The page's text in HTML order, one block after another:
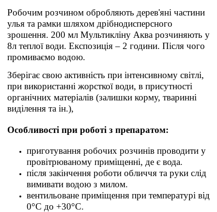
Робочим розчином обробляють дерев'яні частини
улья та рамки шляхом дрібнодисперсного
зрошення. 200 мл Мультикліну Аква розчиняють у
8л теплої води. Експозиція – 2 години. Після чого
промиваємо водою.
Зберігає свою активність при інтенсивному світлі,
при використанні жорсткої води, в присутності
органічних матеріалів (залишки корму, тваринні
виділення та ін.),
Особливості при роботі з препаратом:
приготування робочих розчинів проводити у
провітрюваному приміщенні, де є вода.
після закінчення роботи обличчя та руки слід
вимивати водою з милом.
вентильоване приміщення при температурі від
0°С до +30°С.